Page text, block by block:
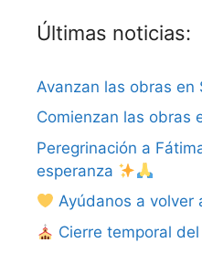
Últimas noticias:
Avanzan las obras en
Comienzan las obras
Peregrinación a
esperanza
Ayúdanos a volver
Cierre temporal